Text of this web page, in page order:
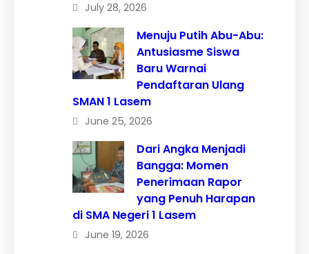
July 28, 2026
Menuju Putih Abu-Abu:
Antusiasme Siswa
Baru Warnai
Pendaftaran Ulang
SMAN 1 Lasem
June 25, 2026
Dari Angka Menjadi
Bangga: Momen
Penerimaan Rapor
yang Penuh Harapan
di SMA Negeri 1 Lasem
June 19, 2026